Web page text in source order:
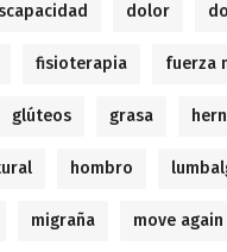
dolor
fisioterapia fuerza
glúteos grasa
hombro
migraña move again